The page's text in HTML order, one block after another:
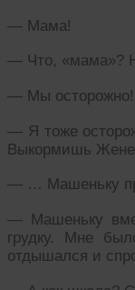
— Мама!
— Что, «мама»?
— Мы осторожно!
— Я тоже
Выкормишь
— … Машеньку
— Машеньку
грудку. Мне
отдышался и